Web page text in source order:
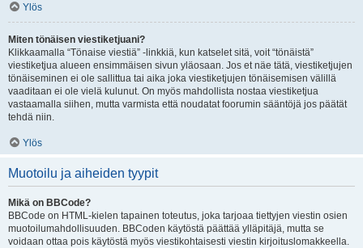
Ylös
Miten tönäisen viestiketjuani?
Klikkaamalla “Tönaise viestiä” -linkkiä, kun katselet sitä, voit “tönäistä”
viestiketjua alueen ensimmäisen sivun yläosaan. Jos et näe tätä, viestiketjujen
tönäiseminen ei ole sallittua tai aika joka viestiketjujen tönäisemisen välillä
vaaditaan ei ole vielä kulunut. On myös mahdollista nostaa viestiketjua
vastaamalla siihen, mutta varmista että noudatat foorumin sääntöjä jos päätät
tehdä niin.
Ylös
Muotoilu ja aiheiden tyypit
Mikä on BBCode?
BBCode on HTML-kielen tapainen toteutus, joka tarjoaa tiettyjen viestin osien
muotoilumahdollisuuden. BBCoden käytöstä päättää ylläpitäjä, mutta se
voidaan ottaa pois käytöstä myös viestikohtaisesti viestin kirjoituslomakkeella.